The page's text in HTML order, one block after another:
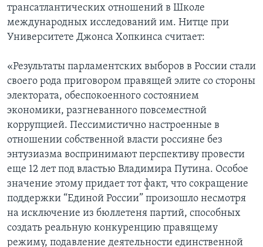
трансатлантических отношений в Школе
международных исследований им. Нитце при
Университете Джонса Хопкинса считает:
«Результаты парламентских выборов в России стали
своего рода приговором правящей элите со стороны
электората, обеспокоенного состоянием
экономики, разгневанного повсеместной
коррупцией. Пессимистично настроенные в
отношении собственной власти россияне без
энтузиазма воспринимают перспективу провести
еще 12 лет под властью Владимира Путина. Особое
значение этому придает тот факт, что сокращение
поддержки “Единой России” произошло несмотря
на исключение из бюллетеня партий, способных
создать реальную конкуренцию правящему
режиму, подавление деятельности единственной